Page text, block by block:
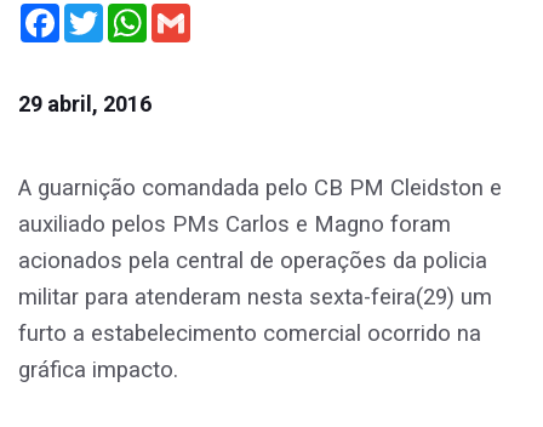
Facebook
TwitterWhatsApp
29 abril, 2016
A guarnição comandada pelo CB PM Cleidston e
auxiliado pelos PMs Carlos e Magno foram
acionados pela central de operações da policia
militar para atenderam nesta sexta-feira(29) um
furto a estabelecimento comercial ocorrido na
gráfica impacto.